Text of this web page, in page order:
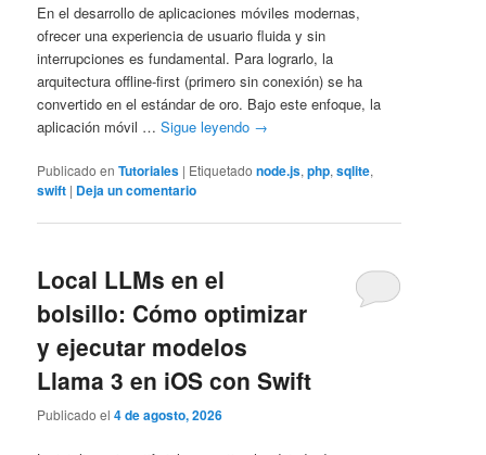
En el desarrollo de aplicaciones móviles modernas,
ofrecer una experiencia de usuario fluida y sin
interrupciones es fundamental. Para lograrlo, la
arquitectura offline-first (primero sin conexión) se ha
convertido en el estándar de oro. Bajo este enfoque, la
aplicación móvil …Sigue leyendo →
Publicado en Tutoriales | Etiquetado node.js,php,sqlite,
swift | Deja un comentario
Local LLMs en el
bolsillo: Cómo optimizar
y ejecutar modelos
Llama 3 en iOS con Swift
Publicado el4 de agosto, 2026